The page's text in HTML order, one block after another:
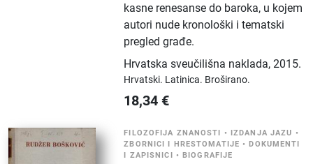
kasne renesanse do baroka, u kojem
autori nude kronološki i tematski
pregled građe.
Hrvatska sveučilišna naklada,2015.
Hrvatski. Latinica. Broširano.
18,34 €
FILOZOFIJA ZNANOSTI • IZDANJA JAZU •
ZBORNICI I HRESTOMATIJE •DOKUMENTI
I ZAPISNICI •BIOGRAFIJE